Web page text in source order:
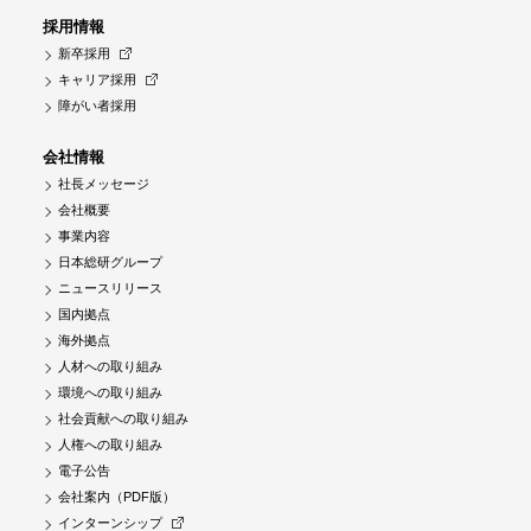
採用情報
新卒採用
キャリア採用
障がい者採用
会社情報
社長メッセージ
会社概要
事業内容
日本総研グループ
ニュースリリース
国内拠点
海外拠点
人材への取り組み
環境への取り組み
社会貢献への取り組み
人権への取り組み
電子公告
会社案内（PDF版）
インターンシップ